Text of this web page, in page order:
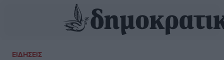
ΕΙΔΉΣΕΙΣ